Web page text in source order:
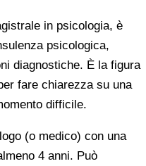
in psicologia, è
psicologica,
diagnostiche. È la figura
fare chiarezza su una
difficile.
(o medico) con una
4 anni. Può